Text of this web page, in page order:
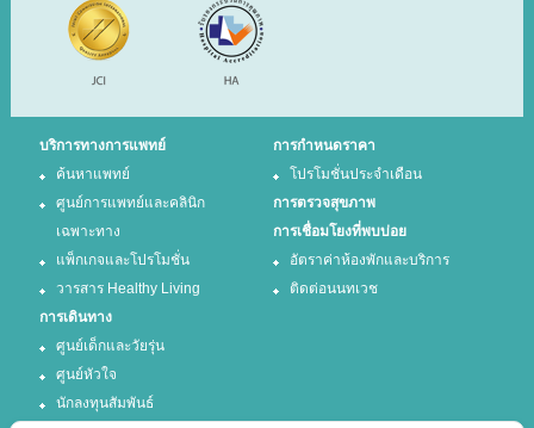
บริการทางการแพทย์
ค้นหาแพทย์
ศูนย์การแพทย์และคลินิก
เฉพาะทาง
แพ็กเกจและโปรโมชั่น
วารสาร Healthy Living
การกำหนดราคา
โปรโมชั่นประจำเดือน
การตรวจสุขภาพ
การเชื่อมโยงที่พบบ่อย
อัตราค่าห้องพักและบริการ
ติดต่อนนทเวช
การเดินทาง
ศูนย์เด็กและวัยรุ่น
ศูนย์หัวใจ
นักลงทุนสัมพันธ์